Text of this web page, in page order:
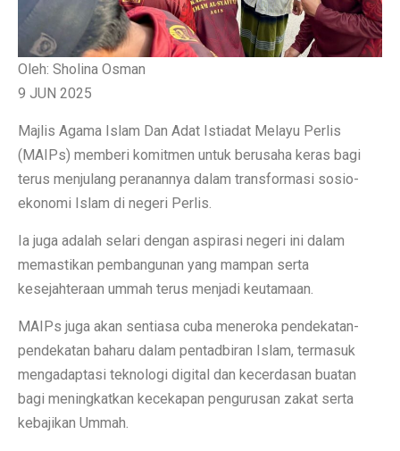
Oleh: Sholina Osman
9 JUN 2025
Majlis Agama Islam Dan Adat Istiadat Melayu Perlis
(MAIPs) memberi komitmen untuk berusaha keras bagi
terus menjulang peranannya dalam transformasi sosio-
ekonomi Islam di negeri Perlis.
Ia juga adalah selari dengan aspirasi negeri ini dalam
memastikan pembangunan yang mampan serta
kesejahteraan ummah terus menjadi keutamaan.
MAIPs juga akan sentiasa cuba meneroka pendekatan-
pendekatan baharu dalam pentadbiran Islam, termasuk
mengadaptasi teknologi digital dan kecerdasan buatan
bagi meningkatkan kecekapan pengurusan zakat serta
kebajikan Ummah.